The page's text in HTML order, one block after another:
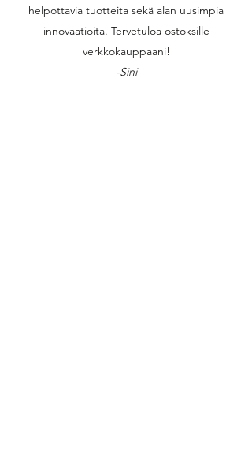
helpottavia tuotteita sekä alan uusimpia
innovaatioita. Tervetuloa ostoksille
verkkokauppaani!
-Sini